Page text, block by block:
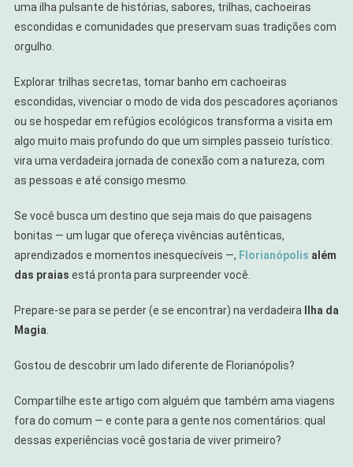
uma ilha pulsante de histórias, sabores, trilhas, cachoeiras
escondidas e comunidades que preservam suas tradições com
orgulho.
Explorar trilhas secretas, tomar banho em cachoeiras
escondidas, vivenciar o modo de vida dos pescadores açorianos
ou se hospedar em refúgios ecológicos transforma a visita em
algo muito mais profundo do que um simples passeio turístico:
vira uma verdadeira jornada de conexão com a natureza, com
as pessoas e até consigo mesmo.
Se você busca um destino que seja mais do que paisagens
bonitas — um lugar que ofereça vivências autênticas,
aprendizados e momentos inesquecíveis —, Florianópolis além
das praias está pronta para surpreender você.
Prepare-se para se perder (e se encontrar) na verdadeira
Ilha da
Magia.
Gostou de descobrir um lado diferente de Florianópolis?
Compartilhe este artigo com alguém que também ama viagens
fora do comum — e conte para a gente nos comentários: qual
dessas experiências você gostaria de viver primeiro?